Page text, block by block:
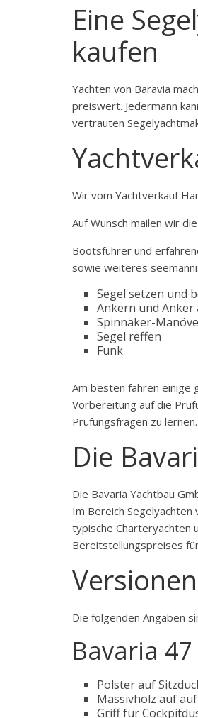
Eine
kaufen
Yachten von Baravia
preiswert. Jedermann
vertrauten
Wir vom Yachtverkauf
Auf Wunsch mailen wir die
Bootsführer und
sowie weiteres
Segel setzen und
Ankern und Anker
Spinnaker-
Segel reffen
Funk
Am besten fahren einige
Vorbereitung auf die
Prüfungsfragen zu lernen.
Die
Die Bavaria Yachtbau
Im Bereich
typische Charteryachten
Bereitstellungspreises
Die folgenden Angaben
Bavaria
Polster auf
Massivholz auf
Griff für